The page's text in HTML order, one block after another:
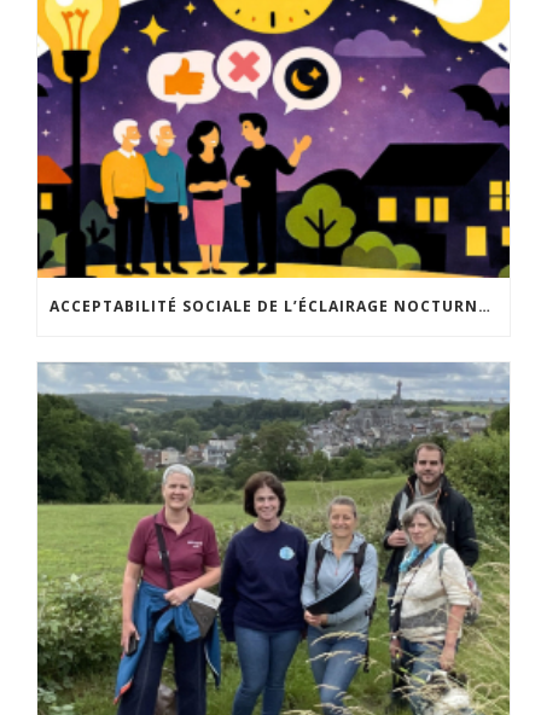
ACCEPTABILITÉ SOCIALE DE L’ÉCLAIRAGE NOCTURNE : LE REPLAY EST DISPONIBLE